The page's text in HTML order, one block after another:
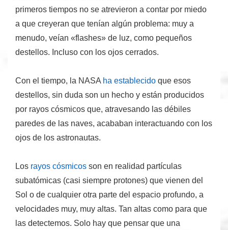
primeros tiempos no se atrevieron a contar por miedo
a que creyeran que tenían algún problema: muy a
menudo, veían «flashes» de luz, como pequeños
destellos. Incluso con los ojos cerrados.
Con el tiempo, la NASA ha establecido que esos
destellos, sin duda son un hecho y están producidos
por rayos cósmicos que, atravesando las débiles
paredes de las naves, acababan interactuando con los
ojos de los astronautas.
Los rayos cósmicos son en realidad partículas
subatómicas (casi siempre protones) que vienen del
Sol o de cualquier otra parte del espacio profundo, a
velocidades muy, muy altas. Tan altas como para que
las detectemos. Solo hay que pensar que una